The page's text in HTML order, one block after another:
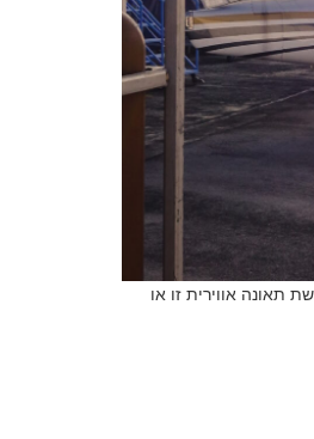
תאונה אווירית זו או